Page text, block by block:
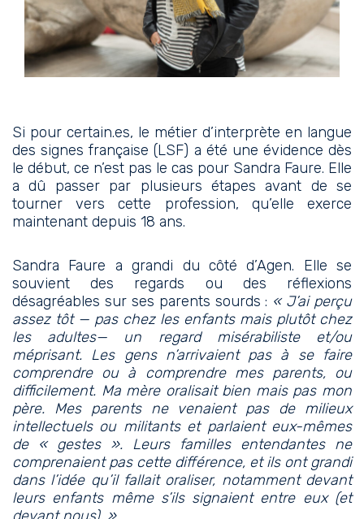
Si pour certain.es, le métier d’interprète en langue
des signes française (LSF) a été une évidence dès
le début, ce n’est pas le cas pour Sandra Faure. Elle
a dû passer par plusieurs étapes avant de se
tourner vers cette profession, qu’elle exerce
maintenant depuis 18 ans.
Sandra Faure a grandi du côté d’Agen. Elle se
souvient des regards ou des réflexions
désagréables sur ses parents sourds : « J’ai perçu
assez tôt — pas chez les enfants mais plutôt chez
les adultes— un regard misérabiliste et/ou
méprisant. Les gens n’arrivaient pas à se faire
comprendre ou à comprendre mes parents, ou
difficilement. Ma mère oralisait bien mais pas mon
père. Mes parents ne venaient pas de milieux
intellectuels ou militants et parlaient eux-mêmes
de « gestes ». Leurs familles entendantes ne
comprenaient pas cette différence, et ils ont grandi
dans l’idée qu’il fallait oraliser, notamment devant
leurs enfants même s’ils signaient entre eux (et